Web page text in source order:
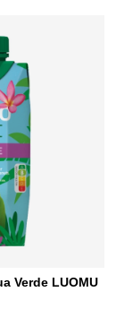
Verde LUOMU